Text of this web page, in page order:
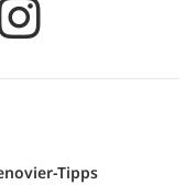
Tipps